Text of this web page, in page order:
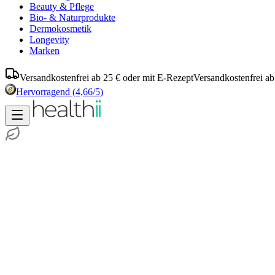
Beauty & Pflege
Bio- & Naturprodukte
Dermokosmetik
Longevity
Marken
Versandkostenfrei ab 25 € oder mit E-RezeptVersandkostenfrei
Hervorragend (4,66/5)